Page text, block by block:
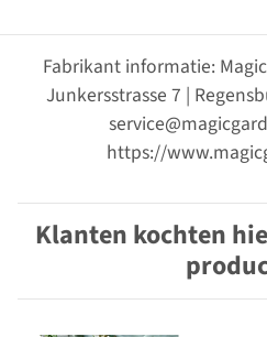
Fabrikant informatie:
Junkersstrasse 7 |
https://
Klanten kochten